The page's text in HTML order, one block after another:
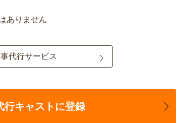
ありません
代行サービス
行キャストに登録